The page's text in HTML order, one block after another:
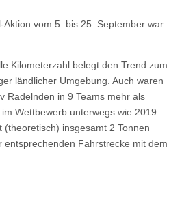
Aktion vom 5. bis 25. September war
Kilometerzahl belegt den Trend zum
ländlicher Umgebung. Auch waren
Radelnden in 9 Teams mehr als
Wettbewerb unterwegs wie 2019
(theoretisch) insgesamt 2 Tonnen
entsprechenden Fahrstrecke mit dem